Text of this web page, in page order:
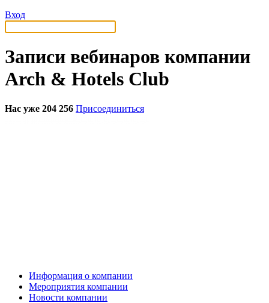
Вход
Записи вебинаров компании
Arch & Hotels Club
Нас уже 204 256 Присоединиться
Информация о компании
Мероприятия компании
Новости компании